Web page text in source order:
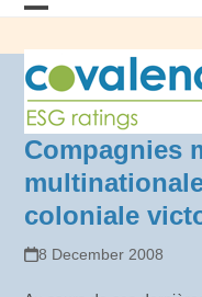
Skip
contentmobile
menu
mobile
menu
Compagnies
coloniale
8 December 2008